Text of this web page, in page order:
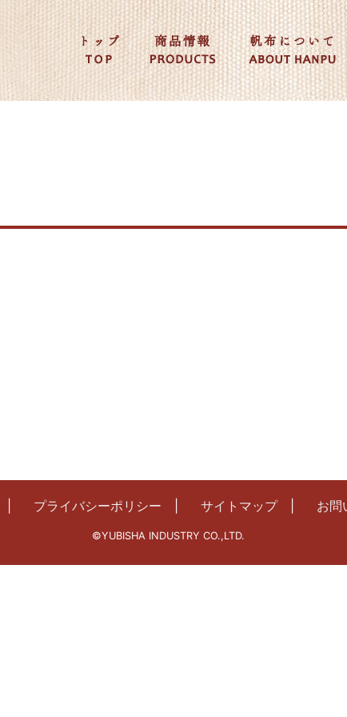
プライバシーポリシー サイトマップ お問
©YUBISHA INDUSTRY CO.,LTD.